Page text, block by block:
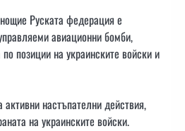
Руската федерация е
авиационни бомби,
позиции на украинските войски и
настъпателни действия,
на украинските войски.